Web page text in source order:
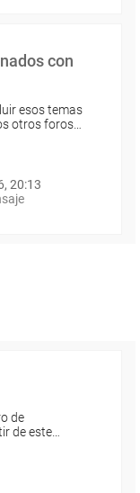
con
esos temas
otros foros…
20:13
de
de este…